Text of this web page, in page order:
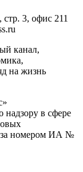
стр. 3, офис 211
канал,
на жизнь
надзору в сфере
за номером ИА №